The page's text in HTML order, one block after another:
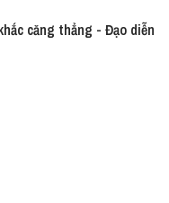
căng thẳng - Đạo diễn